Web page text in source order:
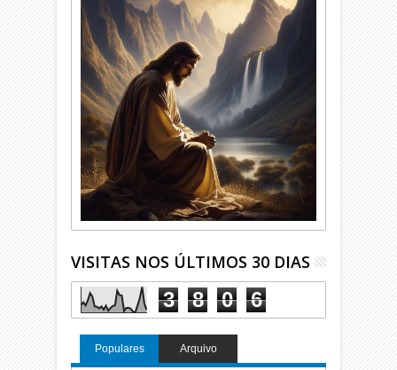
VISITAS NOS ÚLTIMOS 30 DIAS
3 8 0 6
Populares Arquivo